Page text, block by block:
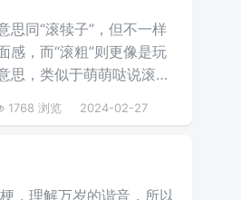
思同“滚犊子”，但不一样
感，而“滚粗”则更像是玩
思，类似于萌萌哒说滚粗
1768 浏览 2024-02-27
，理解万岁的谐音，所以